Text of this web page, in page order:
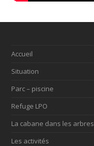
Accueil
Situation
Parc – piscine
Refuge LPO
La cabane dans les arbres
Les activités